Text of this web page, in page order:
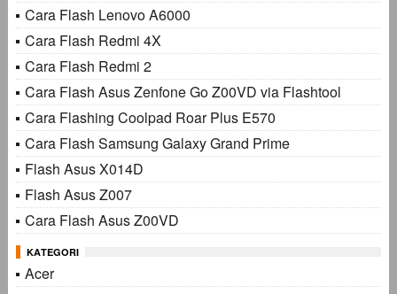
Cara Flash Lenovo A6000
Cara Flash Redmi 4X
Cara Flash Redmi 2
Cara Flash Asus Zenfone Go Z00VD via Flashtool
Cara Flashing Coolpad Roar Plus E570
Cara Flash Samsung Galaxy Grand Prime
Flash Asus X014D
Flash Asus Z007
Cara Flash Asus Z00VD
KATEGORI
Acer